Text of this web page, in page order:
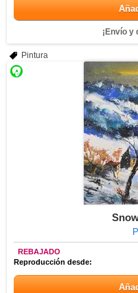
¡Envío
Pintura
REBAJADO
Reproducción desde: